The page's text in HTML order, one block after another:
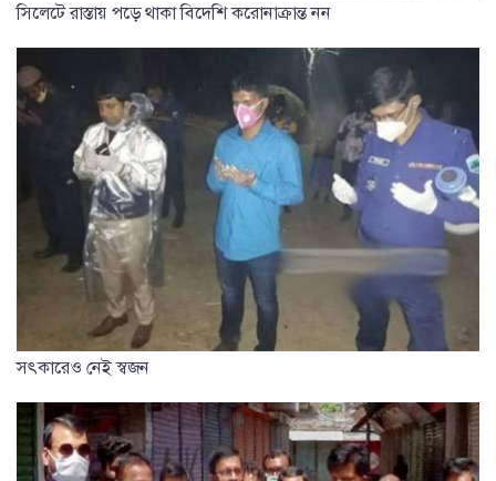
সিলেটে রাস্তায় পড়ে থাকা বিদেশি করোনাক্রান্ত নন
সৎকারেও নেই স্বজন